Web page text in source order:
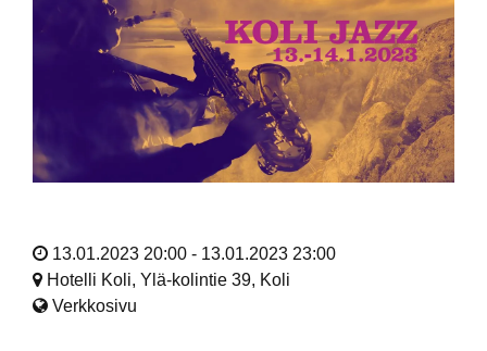
13.01.2023 20:00 - 13.01.2023 23:00
Hotelli Koli, Ylä-kolintie 39, Koli
Verkkosivu